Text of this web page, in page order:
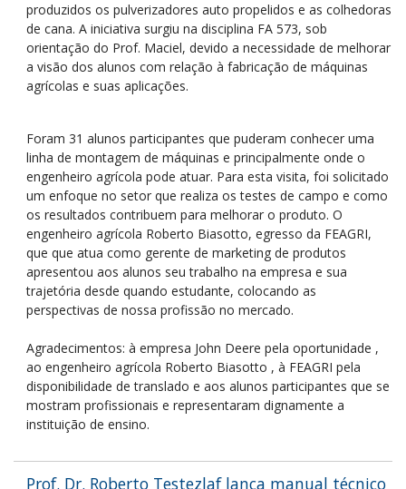
produzidos os pulverizadores auto propelidos e as colhedoras
de cana. A iniciativa surgiu na disciplina FA 573, sob
orientação do Prof. Maciel, devido a necessidade de melhorar
a visão dos alunos com relação à fabricação de máquinas
agrícolas e suas aplicações.
Foram 31 alunos participantes que puderam conhecer uma
linha de montagem de máquinas e principalmente onde o
engenheiro agrícola pode atuar. Para esta visita, foi solicitado
um enfoque no setor que realiza os testes de campo e como
os resultados contribuem para melhorar o produto. O
engenheiro agrícola Roberto Biasotto, egresso da FEAGRI,
que que atua como gerente de marketing de produtos
apresentou aos alunos seu trabalho na empresa e sua
trajetória desde quando estudante, colocando as
perspectivas de nossa profissão no mercado.
Agradecimentos: à empresa John Deere pela oportunidade ,
ao engenheiro agrícola Roberto Biasotto , à FEAGRI pela
disponibilidade de translado e aos alunos participantes que se
mostram profissionais e representaram dignamente a
instituição de ensino.
Prof. Dr. Roberto Testezlaf lança manual técnico